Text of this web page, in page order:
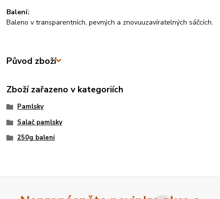
Balení:
Baleno v transparentních, pevných a znovuuzavíratelných sáčcích.
Původ zboží
Zboží zařazeno v kategoriích
Pamlsky
Salač pamlsky
250g balení